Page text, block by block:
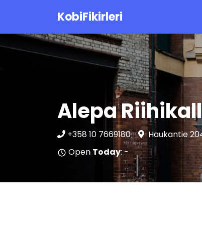
KobiFikirleri
Alepa
+358 10 7669180
Haukantie
OpenToday: -